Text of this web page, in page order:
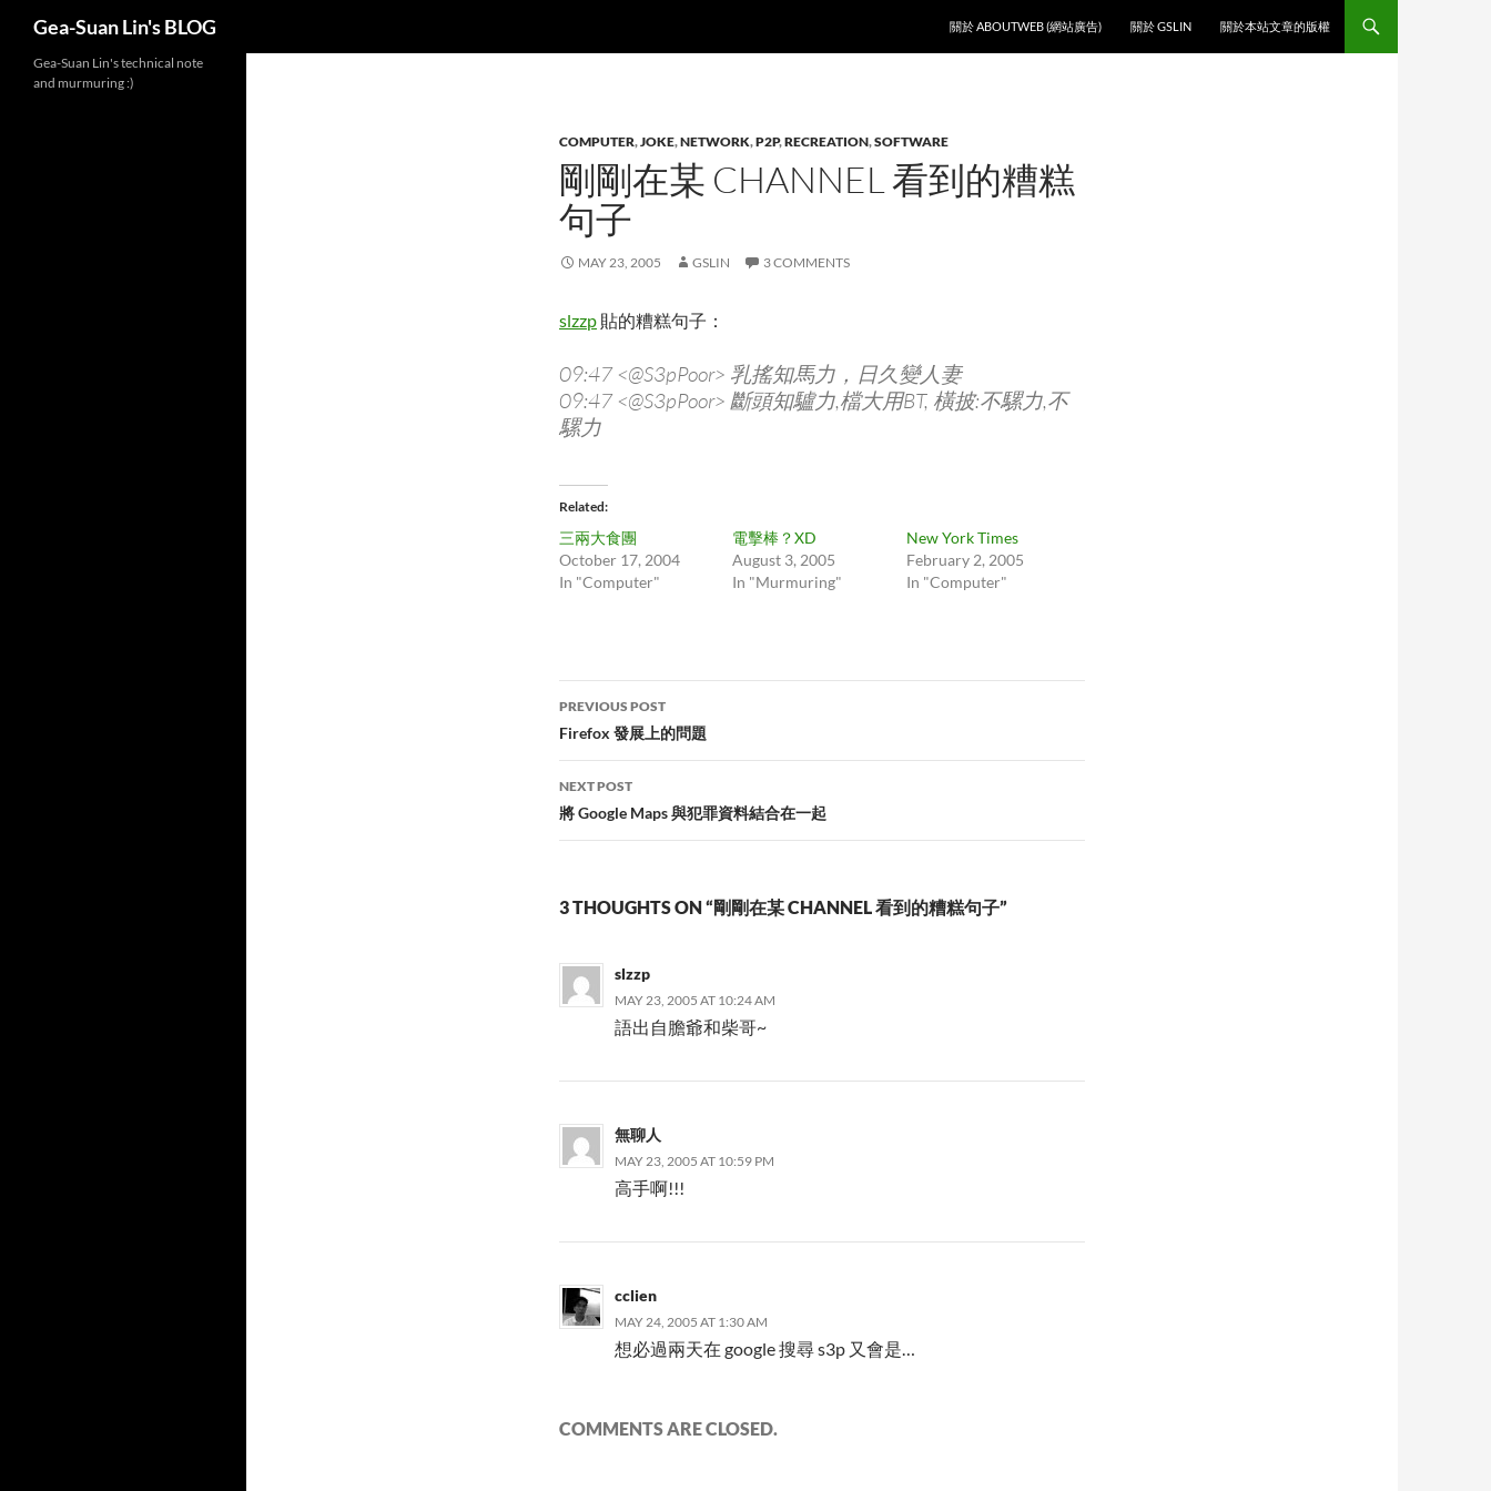
Gea-Suan Lin's BLOG
關於 ABOUTWEB (網站廣告)
關於 GSLIN 關於本站文章的版權
COMPUTER,JOKE,NETWORK,P2P,RECREATION,SOFTWARE
剛剛在某 CHANNEL 看到的糟糕
句子
MAY 23, 2005 GSLIN 3 COMMENTS
slzzp 貼的糟糕句子：
09:47 <@S3pPoor> 乳搖知馬力，日久變人妻
09:47 <@S3pPoor> 斷頭知驢力,檔大用BT, 橫披:不騾力,不
騾力
Related
三兩大食團
October 17, 2004
In "Computer"
電擊棒？XD
August 3, 2005
In "Murmuring"
New York Times
February 2, 2005
In "Computer"
Post
navigation
PREVIOUS POST
Firefox 發展上的問題
NEXT POST
將 Google Maps 與犯罪資料結合在一起
3 THOUGHTS ON “剛剛在某 CHANNEL 看到的糟糕句子”
slzzp
MAY 23, 2005 AT 10:24 AM
語出自膽爺和柴哥~
無聊人
MAY 23, 2005 AT 10:59 PM
高手啊!!!
cclien
MAY 24, 2005 AT 1:30 AM
想必過兩天在 google 搜尋 s3p 又會是…
COMMENTS ARE CLOSED.
Gea-Suan Lin's technical note
and murmuring :)